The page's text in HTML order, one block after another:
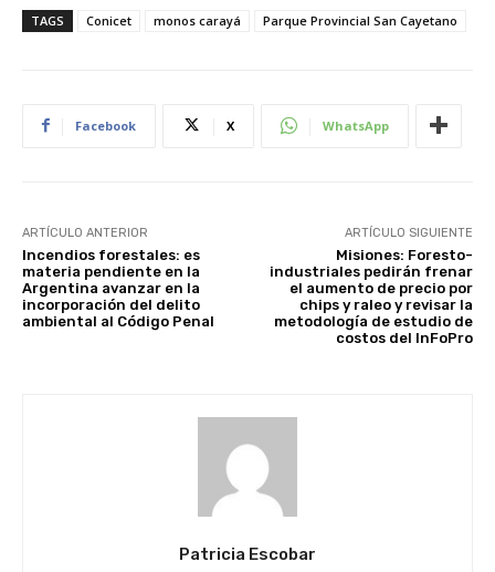
TAGS Conicet monos carayá Parque Provincial San Cayetano
Facebook X WhatsApp
ARTÍCULO ANTERIOR
Incendios forestales: es
materia pendiente en la
Argentina avanzar en la
incorporación del delito
ambiental al Código Penal
ARTÍCULO SIGUIENTE
Misiones: Foresto-
industriales pedirán frenar
el aumento de precio por
chips y raleo y revisar la
metodología de estudio de
costos del InFoPro
Patricia Escobar